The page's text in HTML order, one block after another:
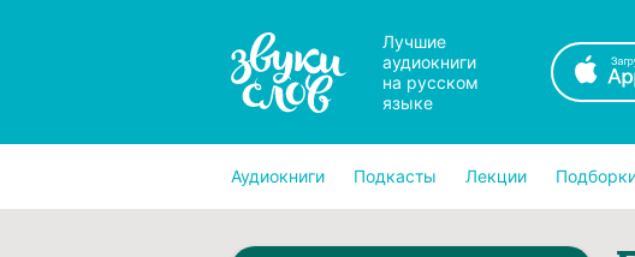
Лучшие
аудиокниги
на русском
языке
Аудиокниги Подкасты Лекции